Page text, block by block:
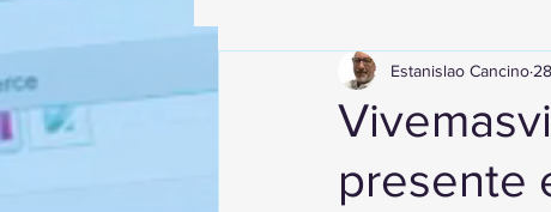
presente
Estanislao Cancino